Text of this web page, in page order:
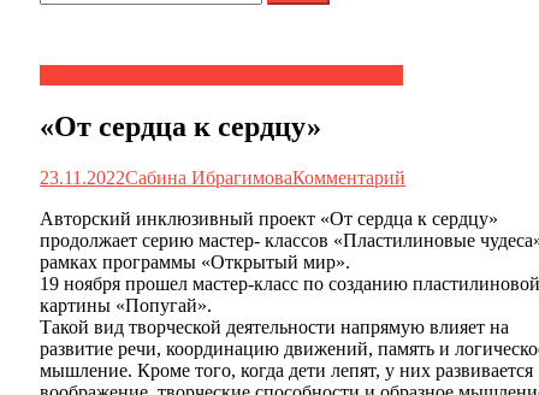
«От сердца к сердцу»
23.11.2022Сабина ИбрагимоваКомментарий
Авторский инклюзивный проект «От сердца к сердцу»
продолжает серию мастер- классов «Пластилиновые
рамках программы «Открытый мир».
19 ноября прошел мастер-класс по созданию пластилиновой
картины «Попугай».
Такой вид творческой деятельности напрямую влияет на
развитие речи, координацию движений, память и
мышление. Кроме того, когда дети лепят, у них развивается